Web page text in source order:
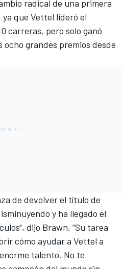
radical de una primera
que Vettel lideró el
carreras, pero solo ganó
ocho grandes premios desde
de devolver el título de
y ha llegado el
dijo Brawn. “Su tarea
cómo ayudar a Vettel a
talento. No te